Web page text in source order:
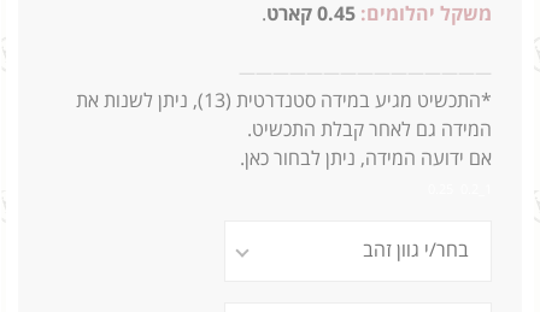
משקל יהלומים: 0.45 קארט .
—
—
—
—
—
—
—
—
—
—
—
—
—
—
—
*התכשיט מגיע במידה סטנדרטית (13),
ניתן לשנות את
המידה גם לאחר קבלת התכשיט.
אם ידועה המידה, ניתן לבחור כאן.